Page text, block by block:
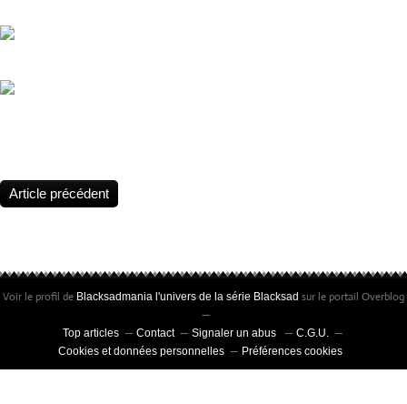
Article précédent
Voir le profil de Blacksadmania l'univers de la série Blacksad sur le portail Overblog
Top articles Contact Signaler un abus
C.G.U.
Cookies et données personnelles
Préférences cookies